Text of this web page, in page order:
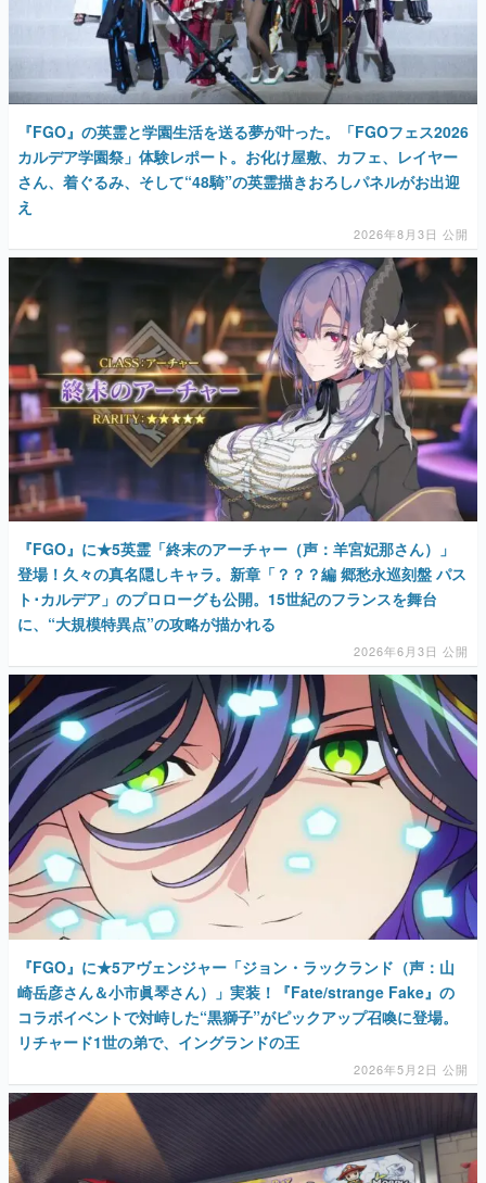
なんでゲームは面白い？
ゲーム開発者・hamatsu氏がゲームの魅力を画面や操作の
具体的な形から解き明かしていく、硬派で骨太な評論連載
です。
ゲームが変えた日本語
「経験値」「裏技」「ラスボス」… ゲームにまつわる言葉
の起源や用法の変遷を、コンピューター文化史研究家・タ
イニーP氏が徹底調査。
特集記事
マンガ
女性向け
アプリレビュー
その他
電ファミニコゲーマーとは？
運営：株式会社マレ
『FGO』の英霊と学園生活を送る夢が叶った。「FGOフェス2026
カルデア学園祭」体験レポート。お化け屋敷、カフェ、レイヤー
さん、着ぐるみ、そして“48騎”の英霊描きおろしパネルがお出迎
え
2026年8月3日 公開
『FGO』に★5英霊「終末のアーチャー（声：羊宮妃那さん）」
登場！久々の真名隠しキャラ。新章「？？？編 郷愁永巡刻盤 パス
ト･カルデア」のプロローグも公開。15世紀のフランスを舞台
に、“大規模特異点”の攻略が描かれる
2026年6月3日 公開
『FGO』に★5アヴェンジャー「ジョン・ラックランド（声：山
崎岳彦さん＆小市眞琴さん）」実装！『Fate/strange Fake』の
コラボイベントで対峙した“黒獅子”がピックアップ召喚に登場。
リチャード1世の弟で、イングランドの王
2026年5月2日 公開